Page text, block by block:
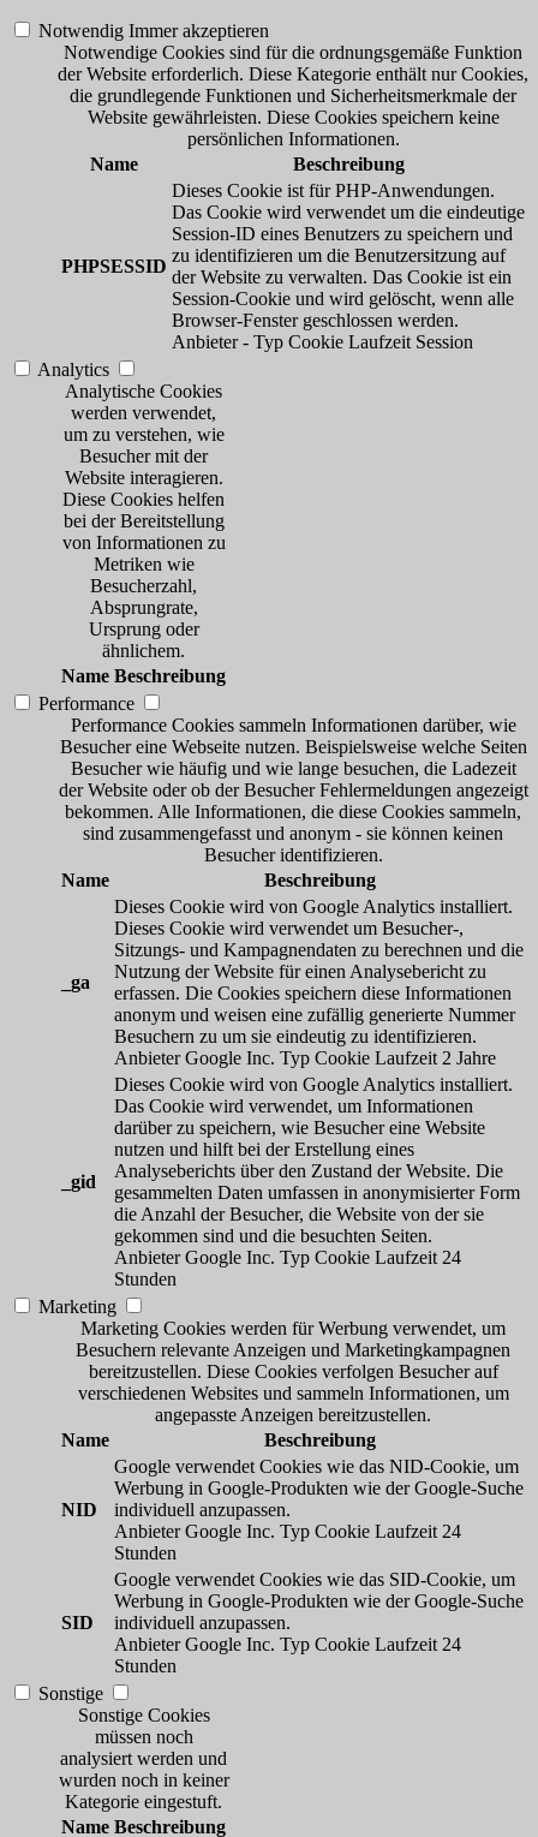
Notwendig Immer akzeptieren
Notwendige Cookies sind für die ordnungsgemäße Funktion
der Website erforderlich. Diese Kategorie enthält nur Cookies,
die grundlegende Funktionen und Sicherheitsmerkmale der
Website gewährleisten. Diese Cookies speichern keine
persönlichen Informationen.
Name
Beschreibung
PHPSESSID
Dieses Cookie ist für PHP-Anwendungen.
Das Cookie wird verwendet um die eindeutige
Session-ID eines Benutzers zu speichern und
zu identifizieren um die Benutzersitzung auf
der Website zu verwalten. Das Cookie ist ein
Session-Cookie und wird gelöscht, wenn alle
Browser-Fenster geschlossen werden.
Anbieter - Typ Cookie Laufzeit Session
Analytics
Analytische Cookies
werden verwendet,
um zu verstehen, wie
Besucher mit der
Website interagieren.
Diese Cookies helfen
bei der Bereitstellung
von Informationen zu
Metriken wie
Besucherzahl,
Absprungrate,
Ursprung oder
ähnlichem.
Name Beschreibung
Performance
Performance Cookies sammeln Informationen darüber, wie
Besucher eine Webseite nutzen. Beispielsweise welche Seiten
Besucher wie häufig und wie lange besuchen, die Ladezeit
der Website oder ob der Besucher Fehlermeldungen angezeigt
bekommen. Alle Informationen, die diese Cookies sammeln,
sind zusammengefasst und anonym - sie können keinen
Besucher identifizieren.
Name
Beschreibung
_ga
Dieses Cookie wird von Google Analytics installiert.
Dieses Cookie wird verwendet um Besucher-,
Sitzungs- und Kampagnendaten zu berechnen und die
Nutzung der Website für einen Analysebericht zu
erfassen. Die Cookies speichern diese Informationen
anonym und weisen eine zufällig generierte Nummer
Besuchern zu um sie eindeutig zu identifizieren.
Anbieter Google Inc. Typ Cookie Laufzeit 2 Jahre
_gid
Dieses Cookie wird von Google Analytics installiert.
Das Cookie wird verwendet, um Informationen
darüber zu speichern, wie Besucher eine Website
nutzen und hilft bei der Erstellung eines
Analyseberichts über den Zustand der Website. Die
gesammelten Daten umfassen in anonymisierter Form
die Anzahl der Besucher, die Website von der sie
gekommen sind und die besuchten Seiten.
Anbieter Google Inc. Typ Cookie Laufzeit 24
Stunden
Marketing
Marketing Cookies werden für Werbung verwendet, um
Besuchern relevante Anzeigen und Marketingkampagnen
bereitzustellen. Diese Cookies verfolgen Besucher auf
verschiedenen Websites und sammeln Informationen, um
angepasste Anzeigen bereitzustellen.
Name
Beschreibung
NID
Google verwendet Cookies wie das NID-Cookie, um
Werbung in Google-Produkten wie der Google-Suche
individuell anzupassen.
Anbieter Google Inc. Typ Cookie Laufzeit 24
Stunden
SID
Google verwendet Cookies wie das SID-Cookie, um
Werbung in Google-Produkten wie der Google-Suche
individuell anzupassen.
Anbieter Google Inc. Typ Cookie Laufzeit 24
Stunden
Sonstige
Sonstige Cookies
müssen noch
analysiert werden und
wurden noch in keiner
Kategorie eingestuft.
Name Beschreibung